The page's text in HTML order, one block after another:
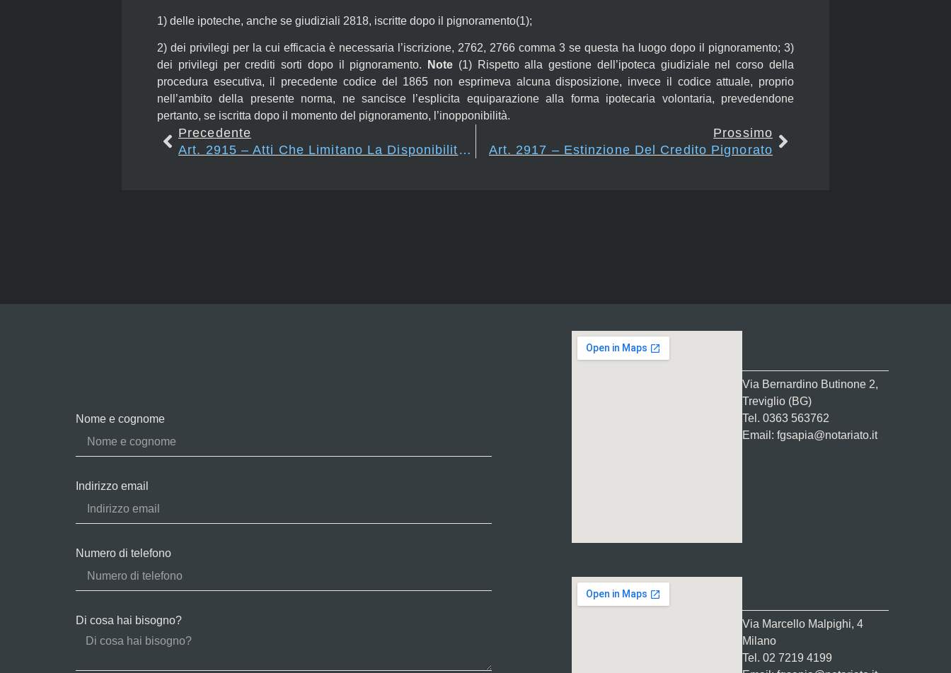
1) delle ipoteche, anche se giudiziali 2818, iscritte dopo il pignoramento(1);
2) dei privilegi per la cui efficacia è necessaria l’iscrizione, 2762, 2766 comma 3 se questa ha luogo dopo il pignoramento; 3)
dei privilegi per crediti sorti dopo il pignoramento.
Note (1) Rispetto alla gestione dell’ipoteca giudiziale nel corso della
procedura esecutiva, il precedente codice del 1865 non esprimeva alcuna disposizione, invece il codice attuale, proprio
nell’ambito della presente norma, ne sancisce l’esplicita equiparazione alla forma ipotecaria volontaria, prevedendone
pertanto, se iscritta dopo il momento del pignoramento, l’inopponibilità.
Precedente
Art. 2915 – Atti Che Limitano La Disponibilità Dei Beni Pignorati
Prossimo
Art. 2917 – Estinzione Del Credito Pignorato
Nome e cognome
Indirizzo email
Numero di telefono
Di cosa hai bisogno?
Via Bernardino Butinone 2,
Treviglio (BG)
Tel. 0363 563762
Email: fgsapia@notariato.it
Via Marcello Malpighi, 4
Milano
Tel. 02 7219 4199